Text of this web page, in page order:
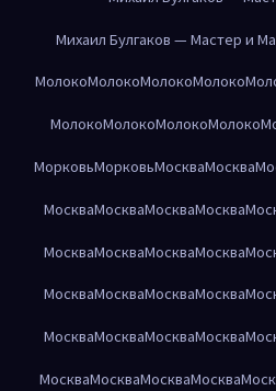
Михаил Булгаков — Мастер и
МолокоМолокоМолокоМолоко
МолокоМолокоМолокоМолоко
МорковьМорковьМоскваМосква
МоскваМоскваМоскваМосква
МоскваМоскваМоскваМосква
МоскваМоскваМоскваМосква
МоскваМоскваМоскваМосква
МоскваМоскваМоскваМосква